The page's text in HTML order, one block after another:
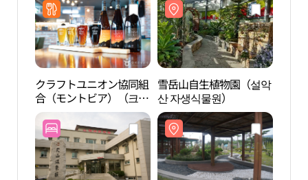
クラフトユニオン協同組
合（モントビア）（크래
프트유니온협동조합（몽
트비어））
雪岳山自生植物園（설악
산 자생식물원）